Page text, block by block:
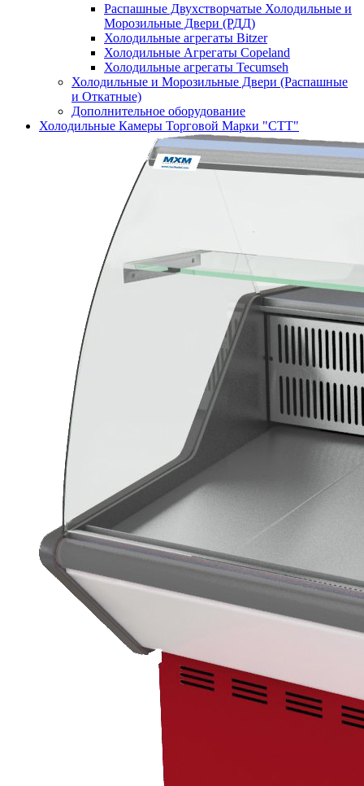
Распашные Двухстворчатые Холодильные и
Морозильные Двери (РДД)
Холодильные агрегаты Bitzer
Холодильные Агрегаты Copeland
Холодильные агрегаты Tecumseh
Холодильные и Морозильные Двери (Распашные
и Откатные)
Дополнительное оборудование
Холодильные Камеры Торговой Марки "СТТ"